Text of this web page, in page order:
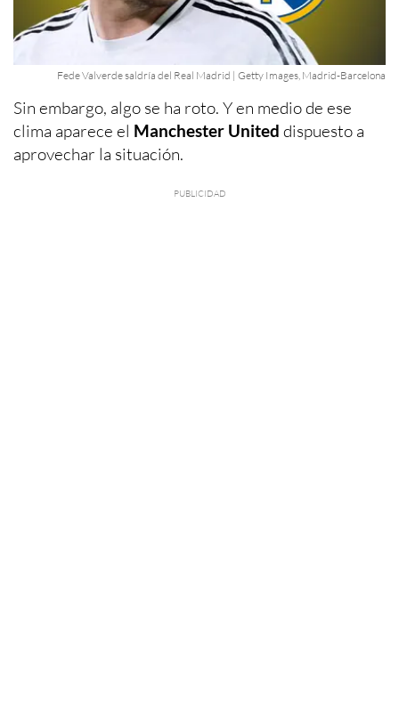
Fede Valverde saldría del Real Madrid | Getty Images, Madrid-Barcelona
Sin embargo, algo se ha roto. Y en medio de ese
clima aparece el Manchester United dispuesto a
aprovechar la situación.